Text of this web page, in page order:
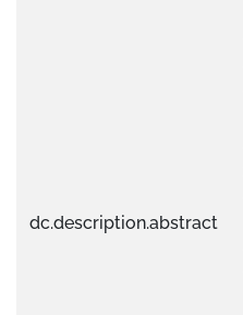
dc.description.abstract